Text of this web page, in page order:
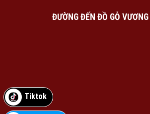
ĐƯỜNG ĐẾN ĐỒ GỖ
Tiktok